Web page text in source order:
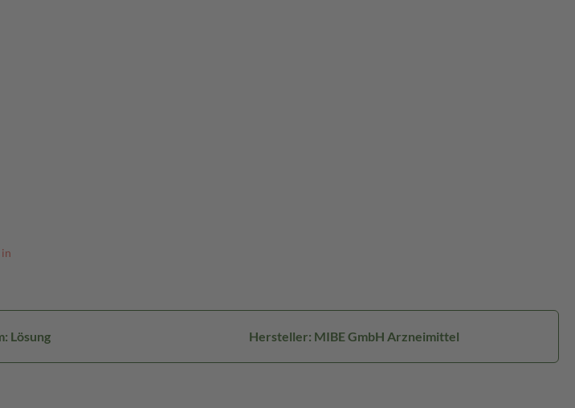
Lösung Hersteller: MIBE GmbH Arzneimittel